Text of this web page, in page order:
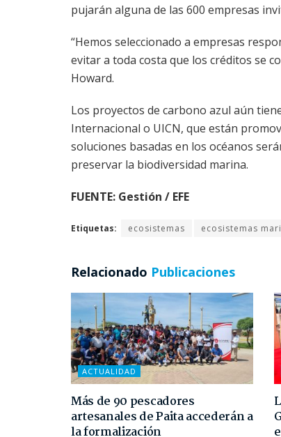
pujarán alguna de las 600 empresas
“Hemos seleccionado a empresas
evitar a toda costa que los créditos se
Howard.
Los proyectos de carbono azul aún
Internacional o UICN, que están
soluciones basadas en los océanos
preservar la biodiversidad marina.
FUENTE: Gestión / EFE
Etiquetas: ecosistemas ecosistemas
Relacionado Publicaciones
ACTUALIDAD
Más de 90 pescadores
artesanales de Paita accederán a
la formalización